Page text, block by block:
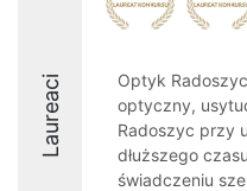
Laureaci
Optyk
optyczny,
Radoszyc przy
dłuższego
świadczeniu